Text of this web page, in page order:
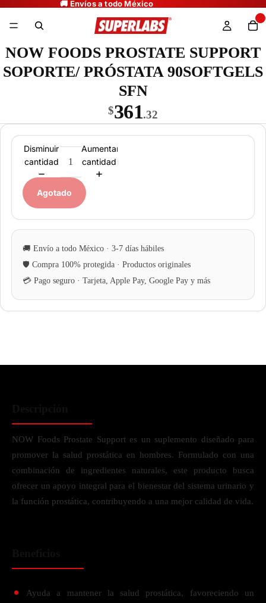
NOW FOODS PROSTATE SUPPORT
SOPORTE/ PRÓSTATA 90SOFTGELS
SFN
$361.32
Disminuir
cantidad
Aumentar
cantidad
Agotado
NOW Foods Prostate Support es un suplemento diseñado para
promover la salud prostática en hombres. Formulado con una
combinación de ingredientes naturales, este producto busca
ofrecer un apoyo integral para el bienestar del sistema urinario y
la función prostática, contribuyendo a una mejor calidad de vida.
Ayuda a mantener la salud prostática, favoreciendo un